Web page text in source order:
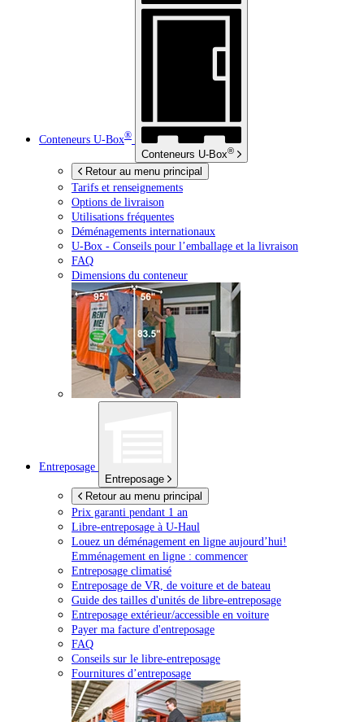
Conteneurs U-Box®
Conteneurs U-Box®
Retour au menu principal
Tarifs et renseignements
Options de livraison
Utilisations fréquentes
Déménagements internationaux
U-Box - Conseils pour l’emballage et la livraison
FAQ
Dimensions du conteneur
Entreposage
Entreposage
Retour au menu principal
Prix garanti pendant 1 an
Libre-entreposage à U-Haul
Louez un déménagement en ligne aujourd’hui!
Emménagement en ligne : commencer
Entreposage climatisé
Entreposage de VR, de voiture et de bateau
Guide des tailles d'unités de libre-entreposage
Entreposage extérieur/accessible en voiture
Payer ma facture d'entreposage
FAQ
Conseils sur le libre-entreposage
Fournitures d’entreposage